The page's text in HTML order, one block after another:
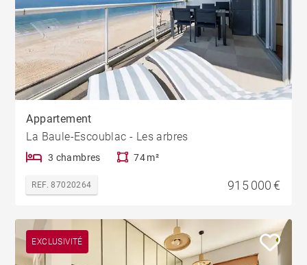
Appartement
La Baule-Escoublac - Les arbres
3 chambres 74 m²
REF. 87020264 915 000 €
EXCLUSIVITÉ